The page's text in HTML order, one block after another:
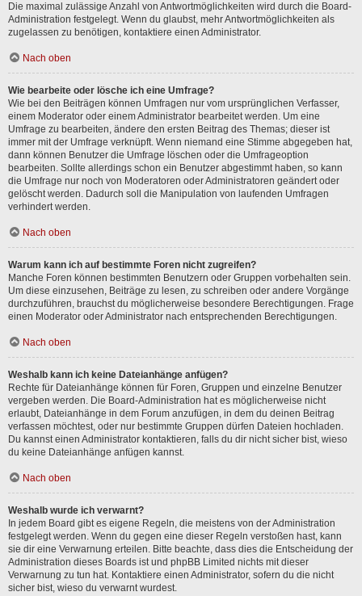
Die maximal zulässige Anzahl von Antwortmöglichkeiten wird durch die Board-
Administration festgelegt. Wenn du glaubst, mehr Antwortmöglichkeiten als
zugelassen zu benötigen, kontaktiere einen Administrator.
Nach oben
Wie bearbeite oder lösche ich eine Umfrage?
Wie bei den Beiträgen können Umfragen nur vom ursprünglichen Verfasser,
einem Moderator oder einem Administrator bearbeitet werden. Um eine
Umfrage zu bearbeiten, ändere den ersten Beitrag des Themas; dieser ist
immer mit der Umfrage verknüpft. Wenn niemand eine Stimme abgegeben hat,
dann können Benutzer die Umfrage löschen oder die Umfrageoption
bearbeiten. Sollte allerdings schon ein Benutzer abgestimmt haben, so kann
die Umfrage nur noch von Moderatoren oder Administratoren geändert oder
gelöscht werden. Dadurch soll die Manipulation von laufenden Umfragen
verhindert werden.
Nach oben
Warum kann ich auf bestimmte Foren nicht zugreifen?
Manche Foren können bestimmten Benutzern oder Gruppen vorbehalten sein.
Um diese einzusehen, Beiträge zu lesen, zu schreiben oder andere Vorgänge
durchzuführen, brauchst du möglicherweise besondere Berechtigungen. Frage
einen Moderator oder Administrator nach entsprechenden Berechtigungen.
Nach oben
Weshalb kann ich keine Dateianhänge anfügen?
Rechte für Dateianhänge können für Foren, Gruppen und einzelne Benutzer
vergeben werden. Die Board-Administration hat es möglicherweise nicht
erlaubt, Dateianhänge in dem Forum anzufügen, in dem du deinen Beitrag
verfassen möchtest, oder nur bestimmte Gruppen dürfen Dateien hochladen.
Du kannst einen Administrator kontaktieren, falls du dir nicht sicher bist, wieso
du keine Dateianhänge anfügen kannst.
Nach oben
Weshalb wurde ich verwarnt?
In jedem Board gibt es eigene Regeln, die meistens von der Administration
festgelegt werden. Wenn du gegen eine dieser Regeln verstoßen hast, kann
sie dir eine Verwarnung erteilen. Bitte beachte, dass dies die Entscheidung der
Administration dieses Boards ist und phpBB Limited nichts mit dieser
Verwarnung zu tun hat. Kontaktiere einen Administrator, sofern du die nicht
sicher bist, wieso du verwarnt wurdest.